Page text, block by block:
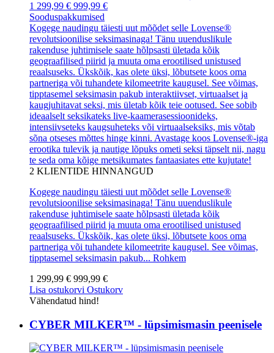
1 299,99 € 999,99 €
Sooduspakkumised
Kogege naudingu täiesti uut mõõdet selle Lovense®
revolutsioonilise seksimasinaga! Tänu uuenduslikule
rakenduse juhtimisele saate hõlpsasti ületada kõik
geograafilised piirid ja muuta oma erootilised unistused
reaalsuseks. Ükskõik, kas olete üksi, lõbutsete koos oma
partneriga või tuhandete kilomeetrite kaugusel. See võimas,
tipptasemel seksimasin pakub interaktiivset, virtuaalset ja
kaugjuhitavat seksi, mis ületab kõik teie ootused. See sobib
ideaalselt seksikateks live-kaamerasessioonideks,
intensiivseteks kaugsuheteks või virtuaalseksiks, mis võtab
sõna otseses mõttes hinge kinni. Avastage koos Lovense®-iga
erootika tulevik ja nautige lõpuks ometi seksi täpselt nii, nagu
te seda oma kõige metsikumates fantaasiates ette kujutate!
2 KLIENTIDE HINNANGUD
Kogege naudingu täiesti uut mõõdet selle Lovense®
revolutsioonilise seksimasinaga! Tänu uuenduslikule
rakenduse juhtimisele saate hõlpsasti ületada kõik
geograafilised piirid ja muuta oma erootilised unistused
reaalsuseks. Ükskõik, kas olete üksi, lõbutsete koos oma
partneriga või tuhandete kilomeetrite kaugusel. See võimas,
tipptasemel seksimasin pakub... Rohkem
1 299,99 € 999,99 €
Lisa ostukorvi Ostukorv
Vähendatud hind!
CYBER MILKER™ - lüpsimismasin peenisele